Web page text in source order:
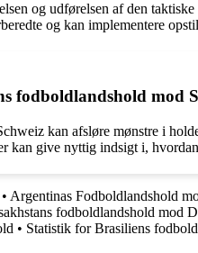
og udførelsen af den
og kan implementere
mod
kan afsløre mønstre i
give nyttig indsigt i,
• Argentinas Fodboldlandshold
fodboldlandshold mod
• Statistik for Brasiliens